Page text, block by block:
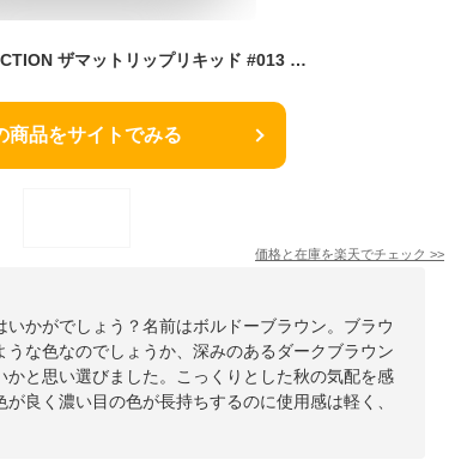
アディクション ADDICTION ザマットリップリキッド #013 Bordeaux Brown ボルドー ブラウン 6.5ml[ リップグロス ]☆再入荷
商品をサイトでみる
価格と在庫を楽天でチェック >>
かがでしょう？名前はボルドーブラウン。ブラウ
な色なのでしょうか、深みのあるダークブラウン
と思い選びました。こっくりとした秋の気配を感
良く濃い目の色が長持ちするのに使用感は軽く、